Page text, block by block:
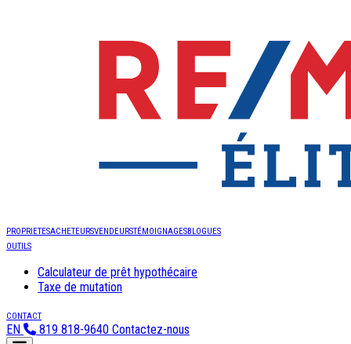
PROPRIETESACHETEURSVENDEURSTÉMOIGNAGESBLOGUES
OUTILS
Calculateur de prêt hypothécaire
Taxe de mutation
CONTACT
EN 819 818-9640 Contactez-nous